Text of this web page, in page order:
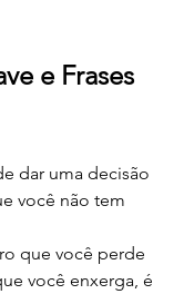
e Frases
dar uma decisão
você não tem
que você perde
você enxerga, é